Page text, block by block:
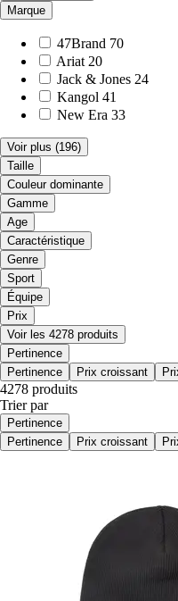
Marque
47Brand 70
Ariat 20
Jack & Jones 24
Kangol 41
New Era 33
Voir plus (196)
Taille
Couleur dominante
Gamme
Age
Caractéristique
Genre
Sport
Équipe
Prix
Voir les 4278 produits
Pertinence
Pertinence
Prix croissant
4278 produits
Trier par
Pertinence
Pertinence
Prix croissant